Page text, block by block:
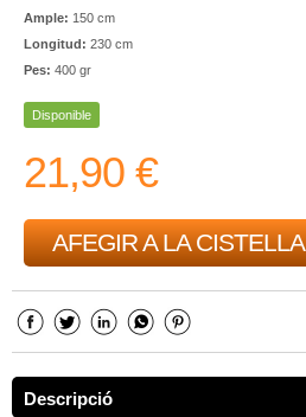
Ample: 150 cm
Longitud: 230 cm
Pes: 400 gr
Disponible
21,90 €
AFEGIR A LA CISTELLA
Descripció